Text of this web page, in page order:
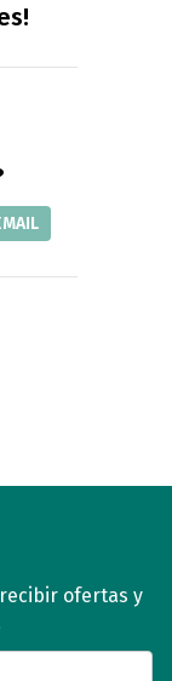
ofertas y